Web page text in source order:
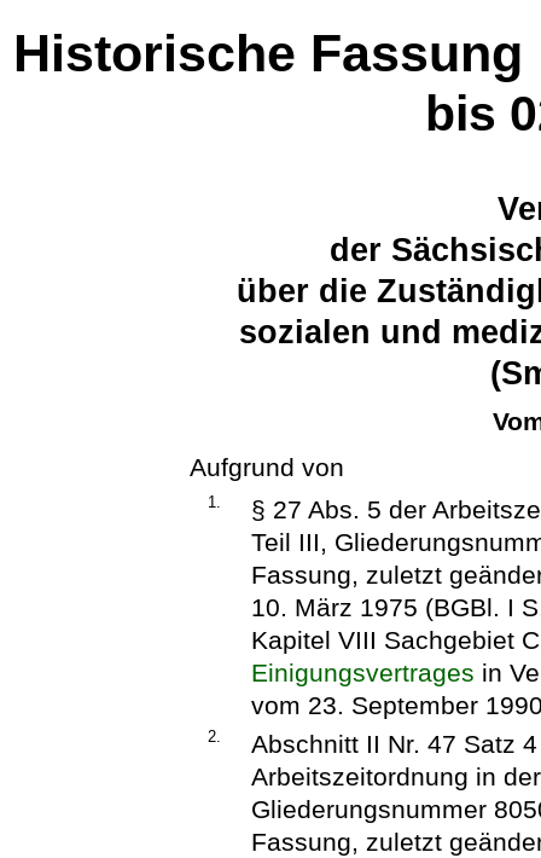
Historische Fassung
bis
der
über die
sozialen und
Aufgrund von
1.
§ 27 Abs. 5 der
Teil III,
Fassung, zuletzt
10. März 1975 (BGBl. I
Kapitel VIII Sachgebiet
Einigungsvertrages in
vom 23. September
2.
Abschnitt II Nr. 47 Satz
Arbeitszeitordnung in
Gliederungsnummer
Fassung, zuletzt